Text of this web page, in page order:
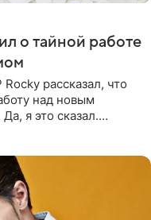
о тайной работе
рассказал, что
над новым
я это сказал.